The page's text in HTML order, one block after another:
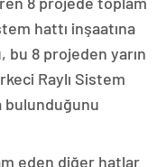
hattı inşaatına
8 projeden yarın
Raylı Sistem
bulunduğunu
eden diğer hatlar